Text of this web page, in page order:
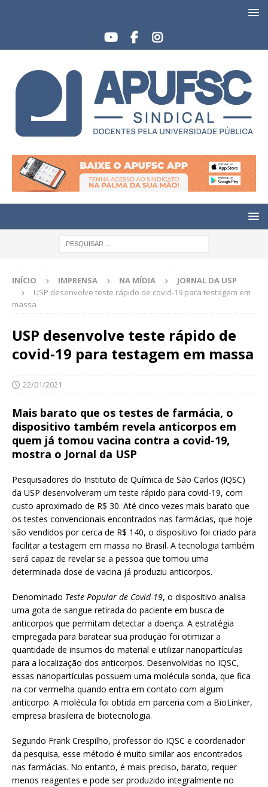
INÍCIO IMPRENSA NA MÍDIA
JORNAL DA USP
USP desenvolve teste rápido de covid-19 para testagem em
massa
USP desenvolve teste rápido de
covid-19 para testagem em massa
22/01/2021
Mais barato que os testes de farmácia, o
dispositivo também revela anticorpos em
quem já tomou vacina contra a covid-19,
mostra o Jornal da USP
Pesquisadores do Instituto de Química de São Carlos (IQSC)
da USP desenvolveram um teste rápido para covid-19, com
custo aproximado de R$ 30. Até cinco vezes mais barato que
os testes convencionais encontrados nas farmácias, que hoje
são vendidos por cerca de R$ 140, o dispositivo foi criado para
facilitar a testagem em massa no Brasil. A tecnologia também
será capaz de revelar se a pessoa que tomou uma
determinada dose de vacina já produziu anticorpos.
Denominado Teste Popular de Covid-19, o dispositivo analisa
uma gota de sangue retirada do paciente em busca de
anticorpos que permitam detectar a doença. A estratégia
empregada para baratear sua produção foi otimizar a
quantidade de insumos do material e utilizar nanopartículas
para a localização dos anticorpos. Desenvolvidas no IQSC,
essas nanopartículas possuem uma molécula sonda, que fica
na cor vermelha quando entra em contato com algum
anticorpo. A molécula foi obtida em parceria com a BioLinker,
empresa brasileira de biotecnologia.
Segundo Frank Crespilho, professor do IQSC e coordenador
da pesquisa, esse método é muito similar aos encontrados
nas farmácias. No entanto, é mais preciso, barato, requer
menos reagentes e pode ser produzido integralmente no